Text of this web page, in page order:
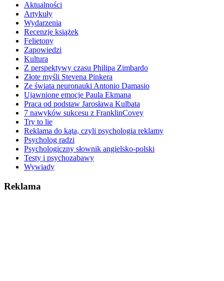
Aktualności
Artykuły
Wydarzenia
Recenzje książek
Felietony
Zapowiedzi
Kultura
Z perspektywy czasu Philipa Zimbardo
Złote myśli Stevena Pinkera
Ze świata neuronauki Antonio Damasio
Ujawnione emocje Paula Ekmana
Praca od podstaw Jarosława Kulbata
7 nawyków sukcesu z FranklinCovey
Try to lie
Reklama do kąta, czyli psychologia reklamy
Psycholog radzi
Psychologiczny słownik angielsko-polski
Testy i psychozabawy
Wywiady
Reklama